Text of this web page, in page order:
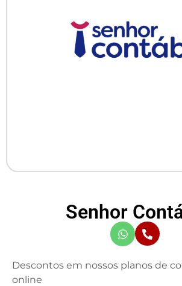
Senhor
Descontos em nossos planos de
online